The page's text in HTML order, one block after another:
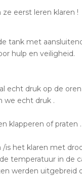
eerst leren klaren !
tank met
hulp en veiligheid.
echt druk op de oren
we echt druk .
klapperen of
/is het klaren met
temperatuur in de
werden uitgebreid